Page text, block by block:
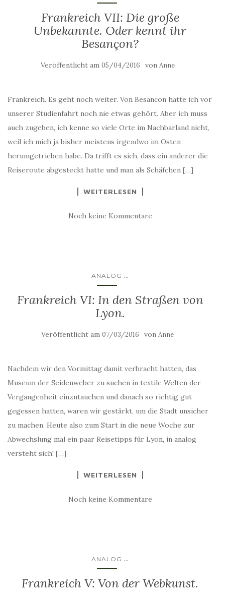
Frankreich VII: Die große
Unbekannte. Oder kennt ihr
Besançon?
Veröffentlicht am 05/04/2016 von Anne
Frankreich. Es geht noch weiter. Von Besancon hatte ich vor
unserer Studienfahrt noch nie etwas gehört. Aber ich muss
auch zugeben, ich kenne so viele Orte im Nachbarland nicht,
weil ich mich ja bisher meistens irgendwo im Osten
herumgetrieben habe. Da trifft es sich, dass ein anderer die
Reiseroute abgesteckt hatte und man als Schäfchen […]
WEITERLESEN
Noch keine Kommentare
ANALOG ...
Frankreich VI: In den Straßen von
Lyon.
Veröffentlicht am 07/03/2016 von Anne
Nachdem wir den Vormittag damit verbracht hatten, das
Museum der Seidenweber zu suchen in textile Welten der
Vergangenheit einzutauchen und danach so richtig gut
gegessen hatten, waren wir gestärkt, um die Stadt unsicher
zu machen. Heute also zum Start in die neue Woche zur
Abwechslung mal ein paar Reisetipps für Lyon, in analog
versteht sich! […]
WEITERLESEN
Noch keine Kommentare
ANALOG ...
Frankreich V: Von der Webkunst.